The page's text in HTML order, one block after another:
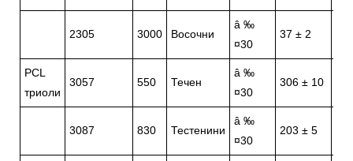
2305 3000 Восочни
â ‰
¤30
37 ± 2
PCL
триоли
3057 550 Течен
â ‰
¤30
306 ± 10
3087 830 Тестенини
â ‰
¤30
203 ± 5